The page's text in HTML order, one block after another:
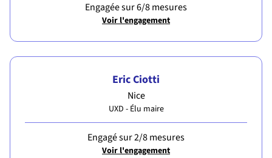
Engagée sur 6/8 mesures
Voir l'engagement
Eric Ciotti
Nice
UXD - Élu maire
Engagé sur 2/8 mesures
Voir l'engagement